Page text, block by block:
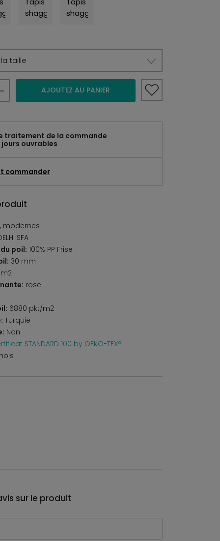
taille
AJOUTEZ AU PANIER
traitement de la commande
jours ouvrables
commander
modernes
SFA
poil: 100% PP Frise
30 mm
rose
6880 pkt/m2
Turquie
Non
STANDARD 100 by OEKO-TEX®
sur le produit